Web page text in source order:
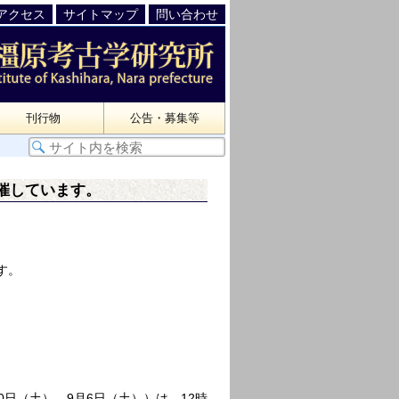
クセス サイトマップ 問い合わせ
刊行物 公告・募集等
ています。